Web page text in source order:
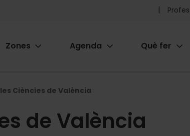
Pre
Zones Agenda Què fer
Ciències de València
de València